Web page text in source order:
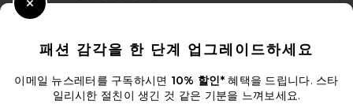
이메일을 제출하여 뉴스레터를 구독하실 수 있습니다. 언제든지 수신 거
Email Address
Sign Up
패션 감각을 한 단계 업그레이드하세요
이메일 뉴스레터를 구독하시면 10% 할인*혜택을 드립니다. 스타
일리시한 절친이 생긴 것 같은 기분을 느껴보세요.
Close Modal